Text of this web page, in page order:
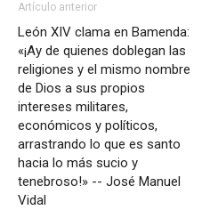
Artículo anterior
León XIV clama en Bamenda:
«¡Ay de quienes doblegan las
religiones y el mismo nombre
de Dios a sus propios
intereses militares,
económicos y políticos,
arrastrando lo que es santo
hacia lo más sucio y
tenebroso!» -- José Manuel
Vidal